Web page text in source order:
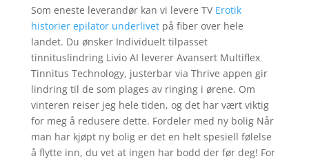
Som eneste leverandør kan vi levere TV Erotik
historier epilator underlivetpå fiber over hele
landet. Du ønsker Individuelt tilpasset
tinnituslindring Livio AI leverer Avansert Multiflex
Tinnitus Technology, justerbar via Thrive appen gir
lindring til de som plages av ringing i ørene. Om
vinteren reiser jeg hele tiden, og det har vært viktig
for meg å redusere dette. Fordeler med ny bolig Når
man har kjøpt ny bolig er det en helt spesiell følelse
å flytte inn, du vet at ingen har bodd der før deg! For